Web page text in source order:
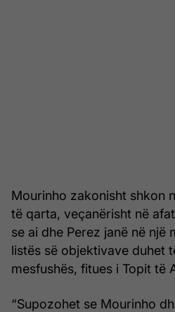
Mourinho zakonisht shkon
të qarta, veçanërisht në
se ai dhe Perez janë në një
listës së objektivave duhet
mesfushës, fitues i Topit të
“Supozohet se Mourinho